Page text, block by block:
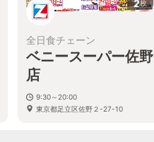
2枚
全日食チェーン
ベニースーパー佐野
店
9:30～20:00
東京都足立区佐野２-27-10